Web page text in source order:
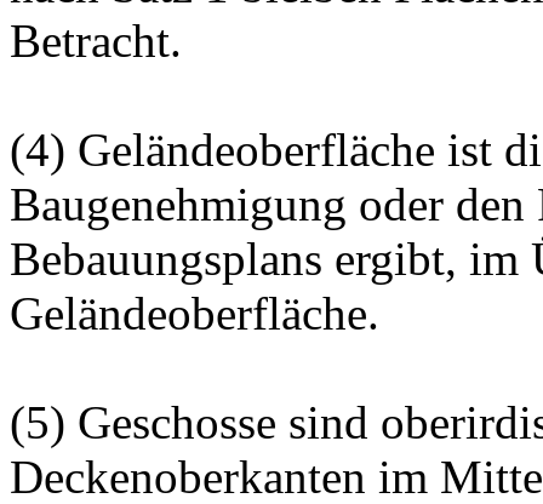
Betracht.
(4) Geländeoberfläche ist
Baugenehmigung oder den
Bebauungsplans ergibt,
Geländeoberfläche.
(5) Geschosse sind
Deckenoberkanten im